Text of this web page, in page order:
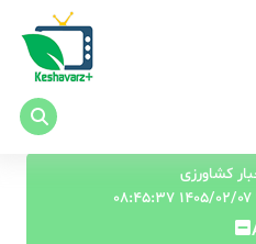
کشاورزی